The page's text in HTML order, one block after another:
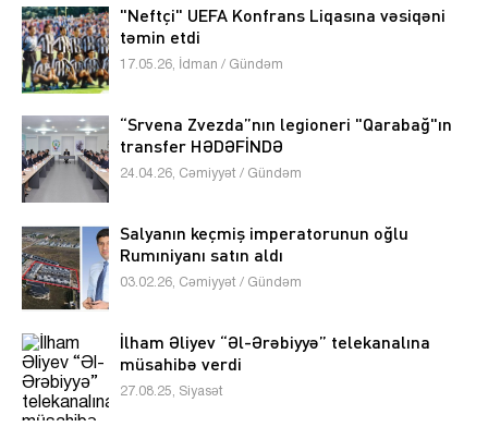
"Neftçi" UEFA Konfrans Liqasına vəsiqəni
təmin etdi
17.05.26, İdman / Gündəm
“Srvena Zvezda”nın legioneri "Qarabağ"ın
transfer HƏDƏFİNDƏ
24.04.26, Cəmiyyət / Gündəm
Salyanın keçmiş imperatorunun oğlu
Rumıniyanı satın aldı
03.02.26, Cəmiyyət / Gündəm
İlham Əliyev “Əl-Ərəbiyyə” telekanalına
müsahibə verdi
27.08.25, Siyasət